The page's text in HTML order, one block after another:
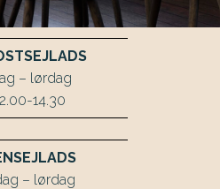
– lørdag
14.30
– lørdag